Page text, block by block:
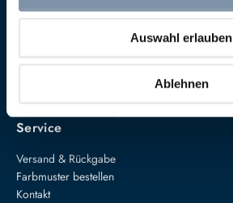
Auswahl erlauben
Ablehnen
Anna von Mangoldt GmbH & Co. KG
Speckgraben 19
Service
Versand & Rückgabe
Farbmuster bestellen
Kontakt